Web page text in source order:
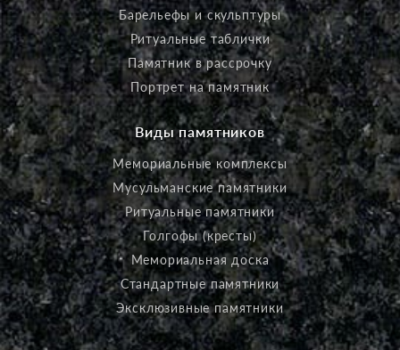
Барельефы и скульптуры
Ритуальные таблички
Памятник в рассрочку
Портрет на памятник
Виды памятников
Мемориальные комплексы
Мусульманские памятники
Ритуальные памятники
Голгофы (кресты)
Мемориальная доска
Стандартные памятники
Эксклюзивные памятники